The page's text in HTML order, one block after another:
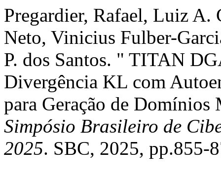
Pregardier, Rafael, Luiz
Neto, Vinicius Fulber-
P. dos Santos. " TITAN
Divergência KL com
para Geração de
Simpósio Brasileiro de
2025. SBC, 2025, pp.855-